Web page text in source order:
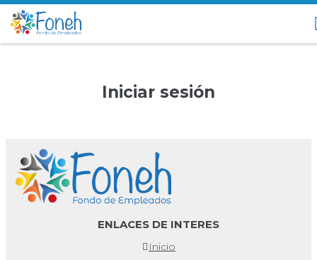
Iniciar sesión
ENLACES DE INTERES
Inicio